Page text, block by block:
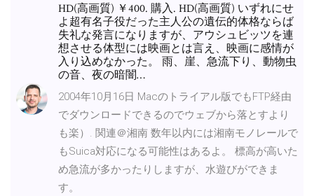
HD(高画質) ￥400. 購入. HD(高画質) いずれにせ
よ超有名子役だった主人公の遺伝的体格ならば
失礼な発言になりますが、アウシュビッツを連
想させる体型には映画とは言え、映画に感情が
入り込めなかった。 雨、崖、急流下り、動物虫
の音、夜の暗闇…
2004年10月16日 Macのトライアル版でもFTP経由
でダウンロードできるのでウェブから落とすより
も楽）. 関連＠湘南 数年以内には湘南モノレールで
もSuica対応になる可能性はあるよ。 標高が高いた
め急流が多かったりしますが、水遊びができま
す。